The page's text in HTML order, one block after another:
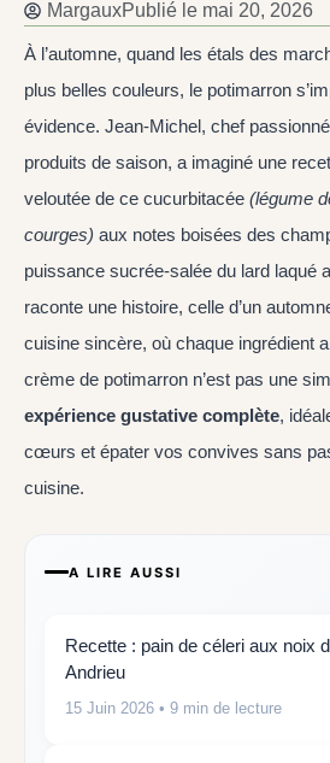
MargauxPublié le mai 20, 2026
À l’automne, quand les étals des
plus belles couleurs, le potimarron
évidence. Jean-Michel, chef
produits de saison, a imaginé une
veloutée de ce cucurbitacée (légume
courges) aux notes boisées des
puissance sucrée-salée du lard laqué
raconte une histoire, celle d’un
cuisine sincère, où chaque ingrédient
crème de potimarron n’est pas une
expérience gustative complète,
cœurs et épater vos convives sans
cuisine.
A LIRE AUSSI
Recette : pain de céleri aux noix
Andrieu
15 Juin 2026 • 9 min de lecture